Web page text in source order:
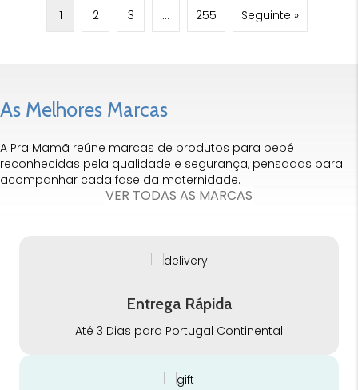
1 2 3 … 255 Seguinte »
As Melhores Marcas
A Pra Mamã reúne marcas de produtos para bebé
reconhecidas pela qualidade e segurança, pensadas para
acompanhar cada fase da maternidade.
VER TODAS AS MARCAS
Entrega Rápida
Até 3 Dias para Portugal Continental